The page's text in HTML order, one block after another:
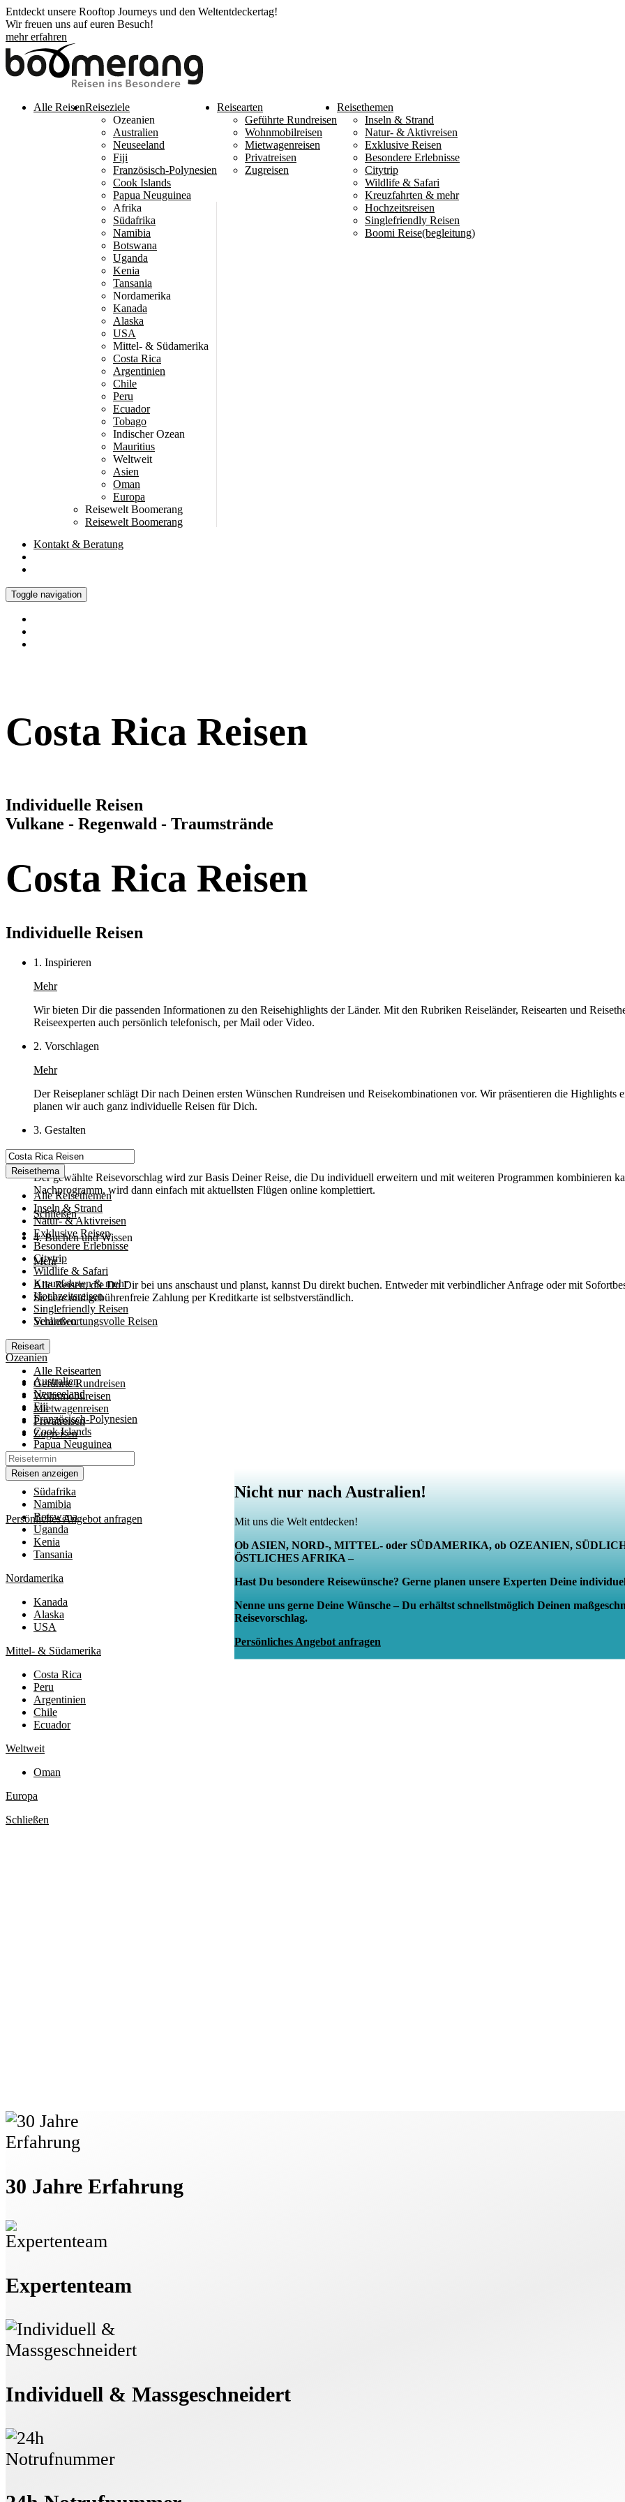
Entdeckt unsere Rooftop Journeys und den Weltentdeckertag!
Wir freuen uns auf euren Besuch!
mehr erfahren
Alle ReisenReiseziele
Ozeanien
Australien
Neuseeland
Fiji
Französisch-Polynesien
Cook Islands
Papua Neuguinea
Afrika
Südafrika
Namibia
Botswana
Uganda
Kenia
Tansania
Nordamerika
Kanada
Alaska
USA
Mittel- & Südamerika
Costa Rica
Argentinien
Chile
Peru
Ecuador
Tobago
Indischer Ozean
Mauritius
Weltweit
Asien
Oman
Europa
Reisewelt Boomerang
Reisewelt Boomerang
Reisearten
Geführte Rundreisen
Wohnmobilreisen
Mietwagenreisen
Privatreisen
Zugreisen
Reisethemen
Inseln & Strand
Natur- & Aktivreisen
Exklusive Reisen
Besondere Erlebnisse
Citytrip
Wildlife & Safari
Kreuzfahrten & mehr
Hochzeitsreisen
Singlefriendly Reisen
Boomi Reise(begleitung)
Kontakt & Beratung
Toggle navigation
Costa Rica Reisen
Individuelle Reisen
Vulkane - Regenwald - Traumstrände
Costa Rica Reisen
Individuelle Reisen
1. Inspirieren
Mehr
Wir bieten Dir die passenden Informationen zu den Reisehighlights der Länder. Mit den Rubriken Reiseländer, Reisearten und
Reiseexperten auch persönlich telefonisch, per Mail oder Video.
2. Vorschlagen
Mehr
Der Reiseplaner schlägt Dir nach Deinen ersten Wünschen Rundreisen und Reisekombinationen vor. Wir präsentieren die
planen wir auch ganz individuelle Reisen für Dich.
3. Gestalten
Mehr
Der gewählte Reisevorschlag wird zur Basis Deiner Reise, die Du individuell erweitern und mit weiteren Programmen kombinieren
Nachprogramm, wird dann einfach mit aktuellsten Flügen online komplettiert.
Schließen
4. Buchen und Wissen
Mehr
Alle Reisen, die Du Dir bei uns anschaust und planst, kannst Du direkt buchen. Entweder mit verbindlicher Anfrage oder mit
Sichere und gebührenfreie Zahlung per Kreditkarte ist selbstverständlich.
Schließen
Schließen
Ozeanien
Australien
Neuseeland
Fiji
Französisch-Polynesien
Cook Islands
Papua Neuguinea
Afrika
Südafrika
Namibia
Botswana
Uganda
Kenia
Tansania
Nordamerika
Kanada
Alaska
USA
Mittel- & Südamerika
Costa Rica
Peru
Argentinien
Chile
Ecuador
Weltweit
Oman
Europa
Schließen
Reisethema
Alle Reisethemen
Inseln & Strand
Natur- & Aktivreisen
Exklusive Reisen
Besondere Erlebnisse
Citytrip
Wildlife & Safari
Kreuzfahrten & mehr
Hochzeitsreisen
Singlefriendly Reisen
Verantwortungsvolle Reisen
Reiseart
Alle Reisearten
Geführte Rundreisen
Wohnmobilreisen
Mietwagenreisen
Privatreisen
Zugreisen
Reisen anzeigen
Persönliches Angebot anfragen
30 Jahre Erfahrung
Expertenteam
Individuell & Massgeschneidert
Nicht nur nach Australien!
Mit uns die Welt entdecken!
Ob ASIEN, NORD-, MITTEL- oder SÜDAMERIKA, ob OZEANIEN,
ÖSTLICHES AFRIKA –
Hast Du besondere Reisewünsche? Gerne planen unsere Experten Deine
Nenne uns gerne Deine Wünsche – Du erhältst schnellstmöglich Deinen
Reisevorschlag.
Persönliches Angebot anfragen